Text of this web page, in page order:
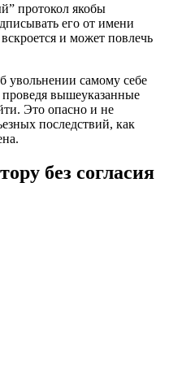
протокол якобы
его от имени
и может повлечь
увольнении самому себе
вышеуказанные
Это опасно и не
последствий, как
без согласия